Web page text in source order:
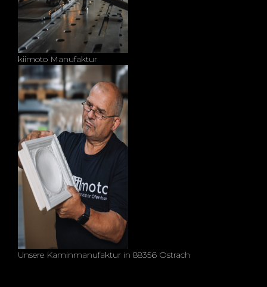
kiimoto Manufaktur
Unsere Kaminmanufaktur in 88356 Ostrach